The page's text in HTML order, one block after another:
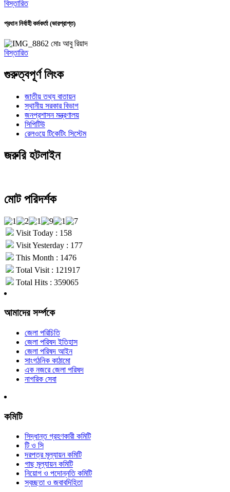
বিস্তারিত
প্রধান নির্বাহী কর্মকর্তা (ভারপ্রাপ্ত)
মোঃ আবু রিয়াদ
বিস্তারিত
গুরুত্বপূর্ণ লিংক
জাতীয় তথ্য বাতায়ন
স্থানীয় সরকার বিভাগ
জনপ্রশাসন মন্ত্রণালয়
সিপিটিউ
রেলওয়ে টিকেটিং সিস্টেম
জরুরি হটলাইন
মোট পরিদর্শক
Visit Today : 158
Visit Yesterday : 177
This Month : 1476
Total Visit : 121917
Total Hits : 359065
আমাদের সর্ম্পকে
জেলা পরিচিতি
জেলা পরিষদ ইতিহাস
জেলা পরিষদ আইন
সাংগঠনিক কাঠামো
এক নজরে জেলা পরিষদ
নাগরিক সেবা
কমিটি
সিদ্ধান্ত গ্রহণকারী কমিটি
টি ও সি
দরপত্র মূল্যায়ন কমিটি
গাছ মূল্যায়ন কমিটি
নিয়োগ ও পদোন্নতি কমিটি
স্বচ্ছতা ও জবাবদিহিতা